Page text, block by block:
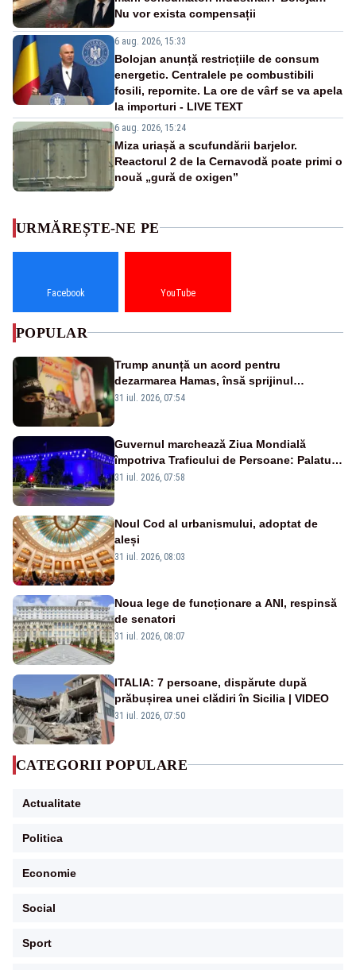
Nu vor exista compensații
6 aug. 2026, 15:33
Bolojan anunță restricțiile de consum
energetic. Centralele pe combustibili
fosili, repornite. La ore de vârf se va apela
la importuri - LIVE TEXT
6 aug. 2026, 15:24
Miza uriașă a scufundării barjelor.
Reactorul 2 de la Cernavodă poate primi o
nouă „gură de oxigen”
URMĂREȘTE-NE PE
Facebook YouTube
POPULAR
Trump anunță un acord pentru
dezarmarea Hamas, însă sprijinul
Israelului rămâne incert
31 iul. 2026, 07:54
Guvernul marchează Ziua Mondială
împotriva Traficului de Persoane: Palatul
Victoria, iluminat în albastru
31 iul. 2026, 07:58
Noul Cod al urbanismului, adoptat de
aleși
31 iul. 2026, 08:03
Noua lege de funcționare a ANI, respinsă
de senatori
31 iul. 2026, 08:07
ITALIA: 7 persoane, dispărute după
prăbușirea unei clădiri în Sicilia | VIDEO
31 iul. 2026, 07:50
CATEGORII POPULARE
Actualitate
Politica
Economie
Social
Sport